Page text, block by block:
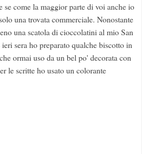
se come la maggior parte di voi anche io
una trovata commerciale. Nonostante
una scatola di cioccolatini al mio San
sera ho preparato qualche biscotto in
ormai uso da un bel po' decorata con
le scritte ho usato un colorante